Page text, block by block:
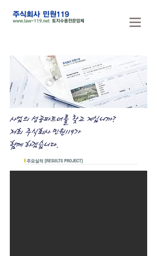
​사업의 성공파트너를 찾고 계십니까?
저희 주식회사 민원119가
​함께 하겠습니다.